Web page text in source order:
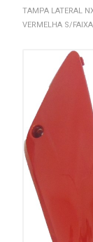
TAMPA LATERAL
VERMELHA S/